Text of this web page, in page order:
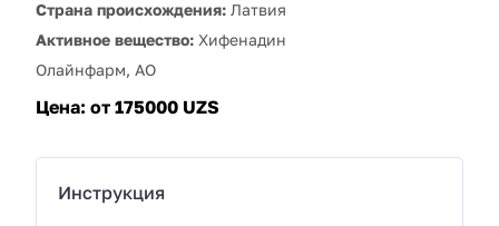
Страна происхождения: Латвия
Активное вещество: Хифенадин
Олайнфарм, АО
Цена: от 175000 UZS
Инструкция